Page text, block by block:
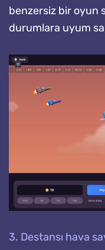
benzersiz bir oyun
durumlara uyum
3. Destansı hava